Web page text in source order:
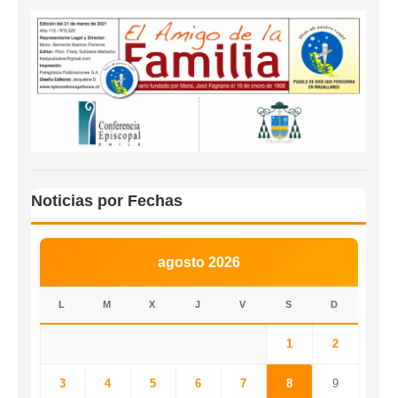
Noticias por Fechas
agosto 2026
L M X J V S D
1 2
3 4 5 6 7 8 9